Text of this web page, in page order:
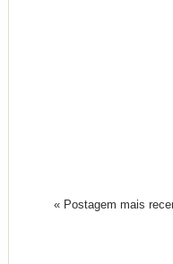
« Postagem mais